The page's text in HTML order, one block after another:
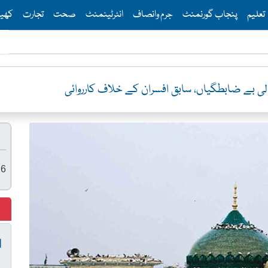
تعلیم پنجاب گورنمنٹ جرم وانصاف انٹرٹینمنٹ صحت تجارت
بے ضابطگیاں، سابق افسران کے خلاف کارروائی